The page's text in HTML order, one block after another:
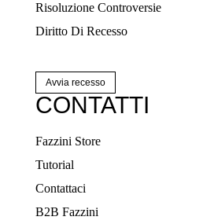
Risoluzione Controversie
Diritto Di Recesso
Avvia recesso
CONTATTI
Fazzini Store
Tutorial
Contattaci
B2B Fazzini